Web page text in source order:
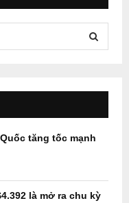
E
A
tăng tốc mạnh
là mở ra chu kỳ